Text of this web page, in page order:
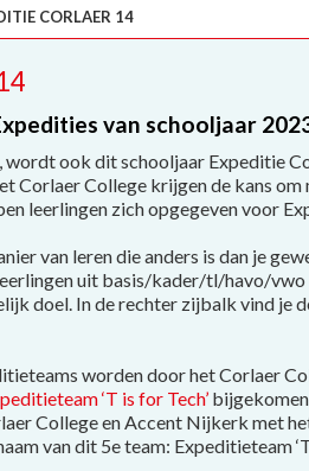
CORLAER 14
van schooljaar
wordt ook dit schooljaar Expeditie
Corlaer College krijgen de kans om
leerlingen zich opgegeven voor
van leren die anders is dan je
uit basis/kader/tl/havo/
doel. In de rechter zijbalk vind je
worden door het Corlaer
‘T is for Tech’
College en Accent Nijkerk met
van dit 5e team: Expeditieteam